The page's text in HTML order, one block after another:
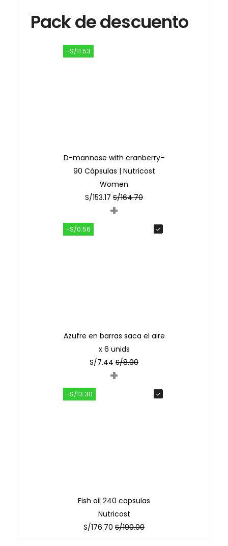
Pack de descuento
-S/11.53
D-mannose with cranberry–
90 Cápsulas | Nutricost
Women
S/153.17 S/164.70
+
-S/0.56
Azufre en barras saca el aire
x 6 unids
S/7.44 S/8.00
+
-S/13.30
Fish oil 240 capsulas
Nutricost
S/176.70 S/190.00